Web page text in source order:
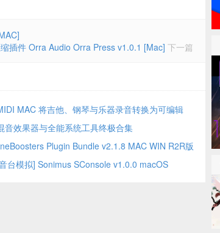
插件 Orra Audio Orra Press v1.0.1 [Mac] 下一篇
MAC 将吉他、钢琴与乐器录音转换为可编辑
音效果器与全能系统工具终极合集
Plugin Bundle v2.1.8 MAC WIN R2R版
台模拟] Sonimus SConsole v1.0.0 macOS